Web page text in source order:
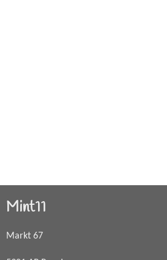
Mint11
Markt 67